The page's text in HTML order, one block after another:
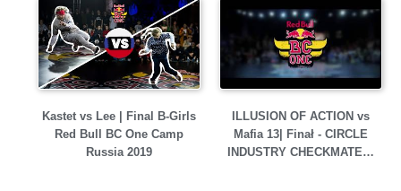
Kastet vs Lee | Final B-Girls
Red Bull BC One Camp
Russia 2019
ILLUSION OF ACTION vs
Mafia 13| Finał - CIRCLE
INDUSTRY CHECKMATE…